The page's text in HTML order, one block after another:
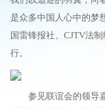
是众多中国人心中的梦
国雷锋报社、CJTV法
行。
参见联谊会的领导